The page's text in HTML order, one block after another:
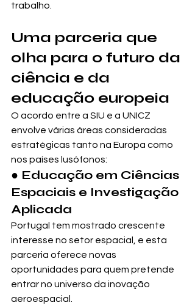
trabalho.
Uma parceria que
olha para o futuro da
ciência e da
educação europeia
O acordo entre a SIU e a UNICZ
envolve várias áreas consideradas
estratégicas tanto na Europa como
nos países lusófonos:
● Educação em Ciências
Espaciais e Investigação
Aplicada
Portugal tem mostrado crescente
interesse no setor espacial, e esta
parceria oferece novas
oportunidades para quem pretende
entrar no universo da inovação
aeroespacial.